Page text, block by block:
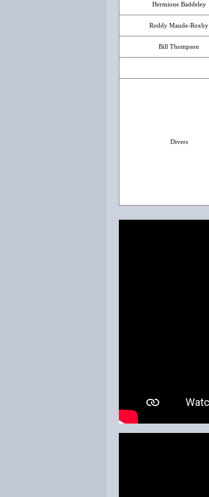
Hermione Baddeley
Roddy Maude-Roxby
Bill Thompson
Divers